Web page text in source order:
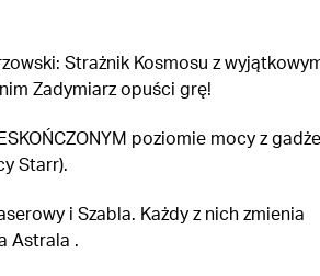
Strażnik Kosmosu z
Zadymiarz opuści grę!
poziomie mocy z
Starr).
i Szabla. Każdy z nich zmienia
Astrala .